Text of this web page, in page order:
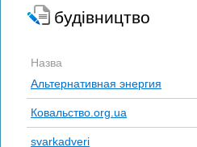
будівництво
Назва
Альтернативная энергия
Ковальство.org.ua
svarkadveri